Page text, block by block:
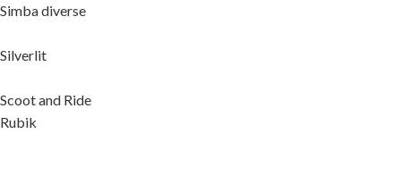
Simba diverse
Silverlit
Scoot and Ride
Rubik